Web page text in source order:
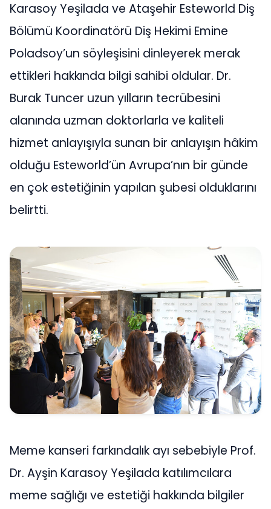
Karasoy Yeşilada ve Ataşehir Esteworld Diş
Bölümü Koordinatörü Diş Hekimi Emine
Poladsoy’un söyleşisini dinleyerek merak
ettikleri hakkında bilgi sahibi oldular. Dr.
Burak Tuncer uzun yılların tecrübesini
alanında uzman doktorlarla ve kaliteli
hizmet anlayışıyla sunan bir anlayışın hâkim
olduğu Esteworld’ün Avrupa’nın bir günde
en çok estetiğinin yapılan şubesi olduklarını
belirtti.
Meme kanseri farkındalık ayı sebebiyle Prof.
Dr. Ayşin Karasoy Yeşilada katılımcılara
meme sağlığı ve estetiği hakkında bilgiler